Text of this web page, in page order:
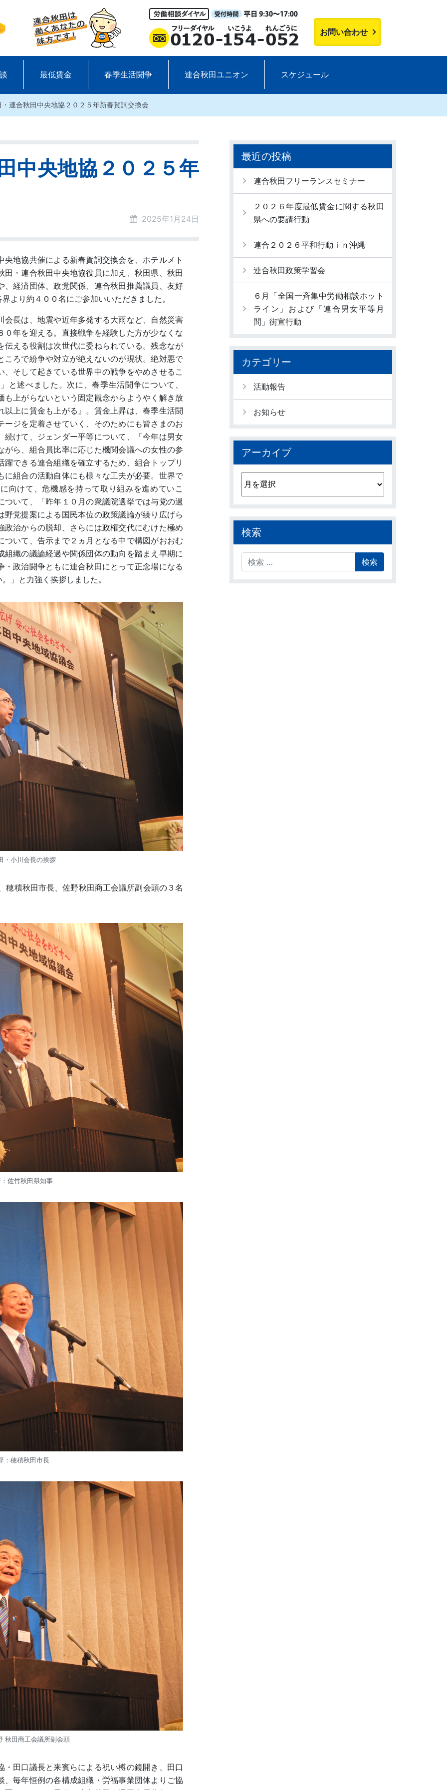
お問い合わせ
最低賃金 春季生活闘争 連合秋田ユニオン スケジュール
・連合秋田中央地協２０２５年新春賀詞交換会
中央地協２０２５年
2025年1月24日
地協共催による新春賀詞交換会を、ホテルメト
・連合秋田中央地協役員に加え、秋田県、秋田
経済団体、政党関係、連合秋田推薦議員、友好
より約４００名にご参加いいただきました。
長は、地震や近年多発する大雨など、自然災害
年を迎える。直接戦争を経験した方が少なくな
える役割は次世代に委ねられている。残念なが
ろで紛争や対立が絶えないのが現状。絶対悪で
そして起きている世界中の戦争をやめさせるこ
と述べました。次に、春季生活闘争について、
上がらないという固定観念からようやく解き放
上に賃金も上がる』。賃金上昇は、春季生活闘
ジを定着させていく、そのためにも皆さまのお
けて、ジェンダー平等について、「今年は男女
ら、組合員比率に応じた機関会議への女性の参
できる連合組織を確立するため、組合トップリ
組合の活動自体にも様々な工夫が必要。世界で
向けて、危機感を持って取り組みを進めていこ
いて、「昨年１０月の衆議院選挙では与党の過
党提案による国民本位の政策議論が繰り広げら
治からの脱却、さらには政権交代にむけた極め
いて、告示まで２ヵ月となる中で構図がおおむ
織の議論経過や関係団体の動向を踏まえ早期に
政治闘争ともに連合秋田にとって正念場になる
」と力強く挨拶しました。
・小川会長の挨拶
積秋田市長、佐野秋田商工会議所副会頭の３名
佐竹秋田県知事
：穂積秋田市長
秋田商工会議所副会頭
田口議長と来賓らによる祝い樽の鏡開き、田口
毎年恒例の各構成組織・労福事業団体よりご協
最近の投稿
連合秋田フリーランスセミナー
２０２６年度最低賃金に関する秋田
県への要請行動
連合２０２６平和行動ｉｎ沖縄
連合秋田政策学習会
６月「全国一斉集中労働相談ホット
ライン」および「連合男女平等月
間」街宣行動
カテゴリー
活動報告
お知らせ
アーカイブ
アーカイブ
検索
検索